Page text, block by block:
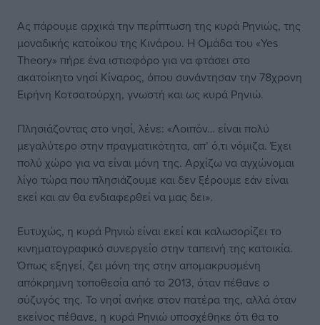
Ας πάρουμε αρχικά την περίπτωση της κυρά Ρηνιώς, της
μοναδικής κατοίκου της Κινάρου. Η Ομάδα του «Yes
Theory» πήρε ένα ιστιοφόρο για να φτάσει στο
ακατοίκητο νησί Κίναρος, όπου συνάντησαν την 78χρονη
Ειρήνη Κοτσατούρχη, γνωστή και ως κυρά Ρηνιώ.
Πλησιάζοντας στο νησί, λένε: «Λοιπόν… είναι πολύ
μεγαλύτερο στην πραγματικότητα, απ’ ό,τι νόμιζα. Έχει
πολύ χώρο για να είναι μόνη της. Αρχίζω να αγχώνομαι
λίγο τώρα που πλησιάζουμε και δεν ξέρουμε εάν είναι
εκεί και αν θα ενδιαφερθεί να μας δει».
Ευτυχώς, η κυρά Ρηνιώ είναι εκεί και καλωσορίζει το
κινηματογραφικό συνεργείο στην ταπεινή της κατοικία.
Όπως εξηγεί, ζει μόνη της στην απομακρυσμένη
απόκρημνη τοποθεσία από το 2013, όταν πέθανε ο
σύζυγός της. Το νησί ανήκε στον πατέρα της, αλλά όταν
εκείνος πέθανε, η κυρά Ρηνιώ υποσχέθηκε ότι θα το